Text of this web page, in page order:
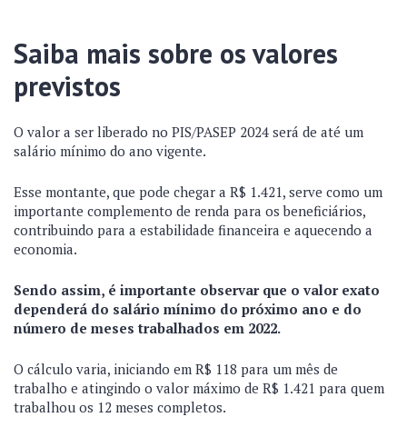
Saiba mais sobre os valores
previstos
O valor a ser liberado no PIS/PASEP 2024 será de até um
salário mínimo do ano vigente.
Esse montante, que pode chegar a R$ 1.421, serve como um
importante complemento de renda para os beneficiários,
contribuindo para a estabilidade financeira e aquecendo a
economia.
Sendo assim, é importante observar que o valor exato
dependerá do salário mínimo do próximo ano e do
número de meses trabalhados em 2022.
O cálculo varia, iniciando em R$ 118 para um mês de
trabalho e atingindo o valor máximo de R$ 1.421 para quem
trabalhou os 12 meses completos.